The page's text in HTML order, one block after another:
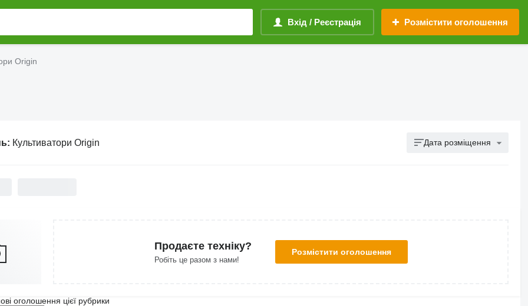
Вхід / Реєстрація Розмістити оголошення
Origin
Культиватори Origin Дата розміщення
Продаєте техніку?
Робіть це разом з нами!
Розмістити оголошення
оголошення цієї рубрики